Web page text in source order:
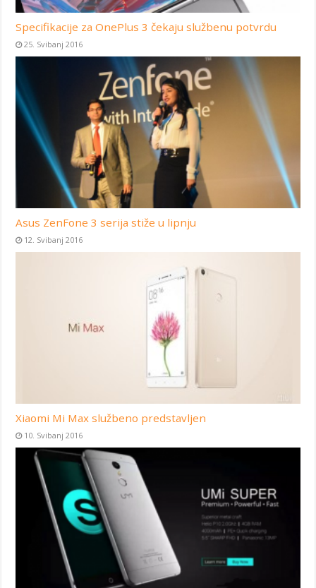
Specifikacije za OnePlus 3 čekaju službenu potvrdu
25. Svibanj 2016
Asus ZenFone 3 serija stiže u lipnju
12. Svibanj 2016
Xiaomi Mi Max službeno predstavljen
10. Svibanj 2016